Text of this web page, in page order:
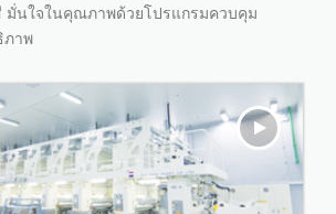
มั่นใจในคุณภาพด้วยโปรแกรมควบคุม
าพ